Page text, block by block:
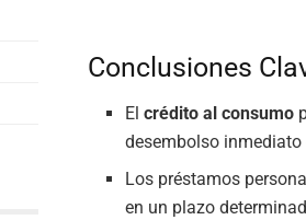
Conclusiones
Elcrédito al consumo
desembolso inmediato
Los préstamos
en un plazo